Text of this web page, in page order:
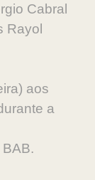
Cabral
Rayol
aos
a